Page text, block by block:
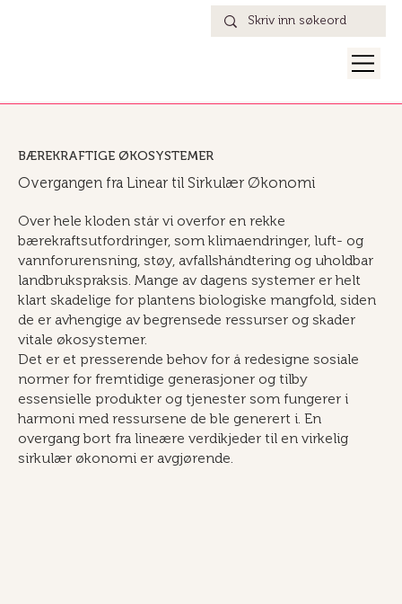
BÆREKRAFTIGE ØKOSYSTEMER
Overgangen fra Linear til Sirkulær Økonomi
Over hele kloden står vi overfor en rekke
bærekraftsutfordringer, som klimaendringer, luft- og
vannforurensning, støy, avfallshåndtering og uholdbar
landbrukspraksis. Mange av dagens systemer er helt
klart skadelige for plantens biologiske mangfold, siden
de er avhengige av begrensede ressurser og skader
vitale økosystemer.
Det er et presserende behov for å redesigne sosiale
normer for fremtidige generasjoner og tilby
essensielle produkter og tjenester som fungerer i
harmoni med ressursene de ble generert i. En
overgang bort fra lineære verdikjeder til en virkelig
sirkulær økonomi er avgjørende.